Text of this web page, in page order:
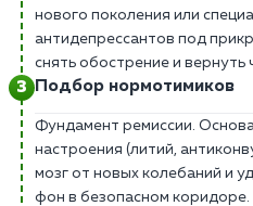
нового поколения или
антидепрессантов под
снять обострение и вернуть
Подбор нормотимиков
Фундамент ремиссии.
настроения (литий,
мозг от новых колебаний и
фон в безопасном коридоре.